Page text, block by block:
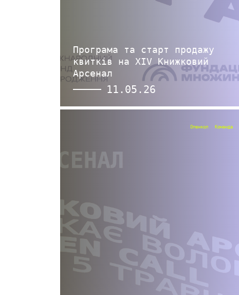
Програма та старт продажу
квитків на XIV Книжковий
Арсенал
11.05.26
Опенкол Команда